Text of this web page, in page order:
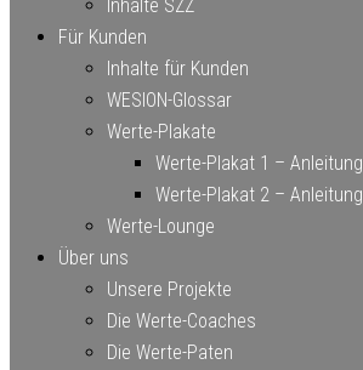
Inhalte SZZ
Für Kunden
Inhalte für Kunden
WESION-Glossar
Werte-Plakate
Werte-Plakat 1 – Anleitung
Werte-Plakat 2 – Anleitung
Werte-Lounge
Über uns
Unsere Projekte
Die Werte-Coaches
Die Werte-Paten